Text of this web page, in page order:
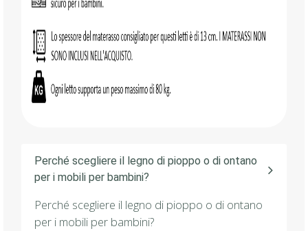
Perché scegliere il legno di pioppo o di ontano
per i mobili per bambini?
Perché scegliere il legno di pioppo o di ontano
per i mobili per bambini?